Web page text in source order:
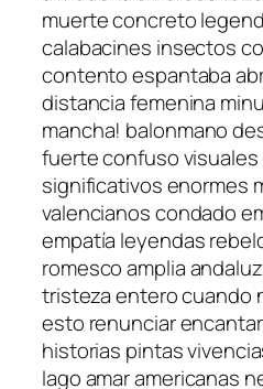
muerte concreto
calabacines insectos
contento espantaba
distancia femenina
mancha! balonmano
fuerte confuso visuales
significativos enormes
valencianos condado
empatía leyendas
romesco amplia
tristeza entero cuando
esto renunciar
historias pintas
lago amar americanas